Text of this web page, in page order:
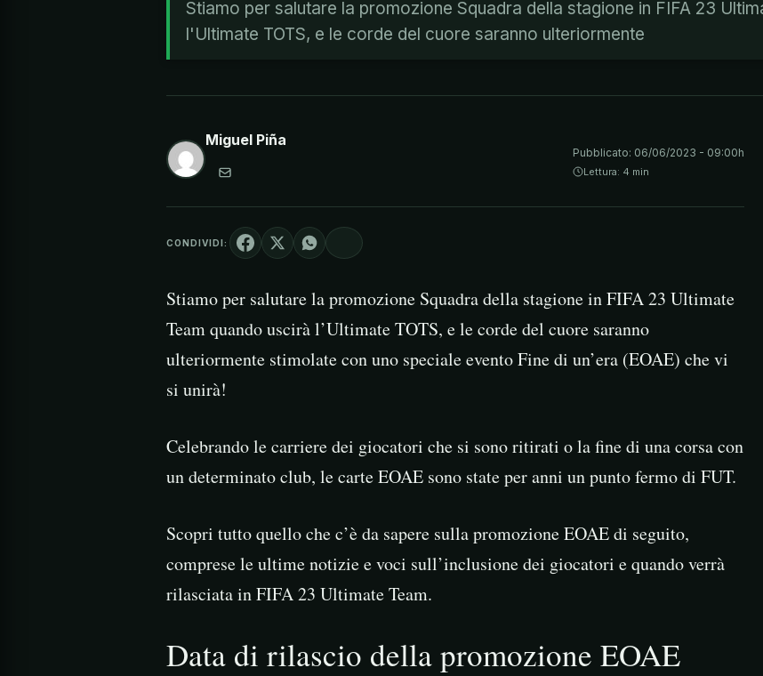
Stiamo per salutare la promozione Squadra della stagione in FIFA 23
l'Ultimate TOTS, e le corde del cuore saranno ulteriormente
Miguel Piña
Pubblicato: 06/06/2023 - 09:00h
Lettura: 4 min
CONDIVIDI:
Stiamo per salutare la promozione Squadra della stagione in FIFA 23 Ultimate
Team quando uscirà l’Ultimate TOTS, e le corde del cuore saranno
ulteriormente stimolate con uno speciale evento Fine di un’era (EOAE) che vi
si unirà!
Celebrando le carriere dei giocatori che si sono ritirati o la fine di una corsa con
un determinato club, le carte EOAE sono state per anni un punto fermo di FUT.
Scopri tutto quello che c’è da sapere sulla promozione EOAE di seguito,
comprese le ultime notizie e voci sull’inclusione dei giocatori e quando verrà
rilasciata in FIFA 23 Ultimate Team.
Data di rilascio della promozione EOAE